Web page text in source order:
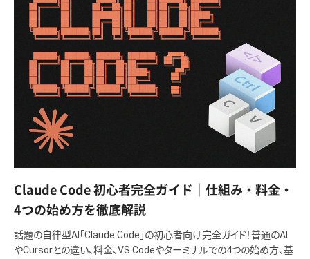
Claude Code 初心者完全ガイド｜仕組み・料金・
4つの始め方を徹底解説
話題の自律型AI「Claude Code」の初心者向け完全ガイド！普通のAI
やCursorとの違い、料金、VS Codeやターミナルでの4つの始め方、基